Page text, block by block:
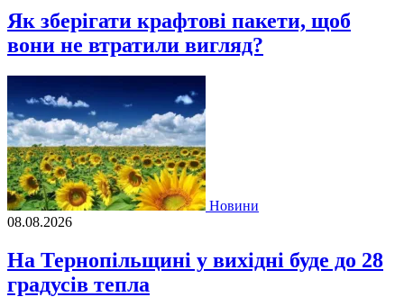
Як зберігати крафтові пакети, щоб
вони не втратили вигляд?
Новини
08.08.2026
На Тернопільщині у вихідні буде до 28
градусів тепла